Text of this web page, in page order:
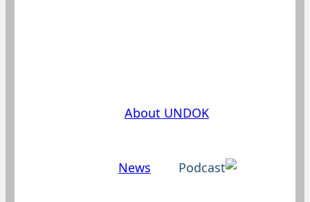
About UNDOK
News